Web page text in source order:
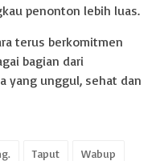
penonton lebih luas.
terus berkomitmen
bagian dari
yang unggul, sehat dan
Taput Wabup